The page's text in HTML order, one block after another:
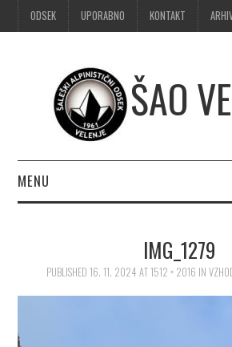
ODSEK UPORABNO KONTAKT
ŠAO
MENU
ALPINIZEM
IMG_1279
PUBLISHED 16. 11. 2024 AT1512 × 2016 IN